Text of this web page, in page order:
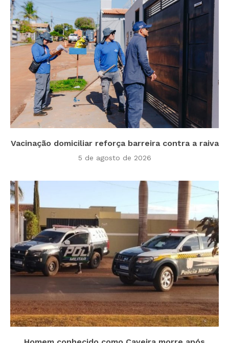
Vacinação domiciliar reforça barreira contra a raiva
5 de agosto de 2026